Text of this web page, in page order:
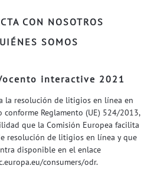
CON NOSOTROS
SOMOS
interactive 2021
la resolución de litigios en línea en
conforme Reglamento (UE) 524/2013,
que la Comisión Europea facilita
resolución de litigios en línea y que
disponible en el enlace
consumers/odr.